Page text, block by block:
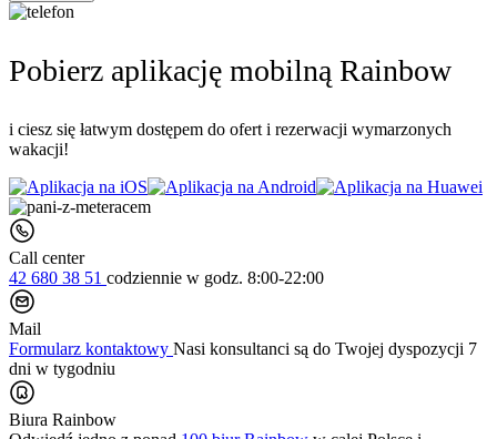
Pobierz aplikację mobilną Rainbow
i ciesz się łatwym dostępem do ofert i rezerwacji wymarzonych
wakacji!
Call center
42 680 38 51 codziennie w godz. 8:00-22:00
Mail
Formularz kontaktowy Nasi konsultanci są do Twojej dyspozycji 7
dni w tygodniu
Biura Rainbow